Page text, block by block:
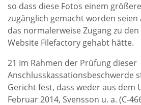
so dass diese Fotos einem
zugänglich gemacht worden seien
das normalerweise Zugang zu
Website Filefactory gehabt hätte.
21 Im Rahmen der Prüfung dieser
Anschlusskassationsbeschwerde
Gericht fest, dass weder aus dem
Februar 2014, Svensson u. a.